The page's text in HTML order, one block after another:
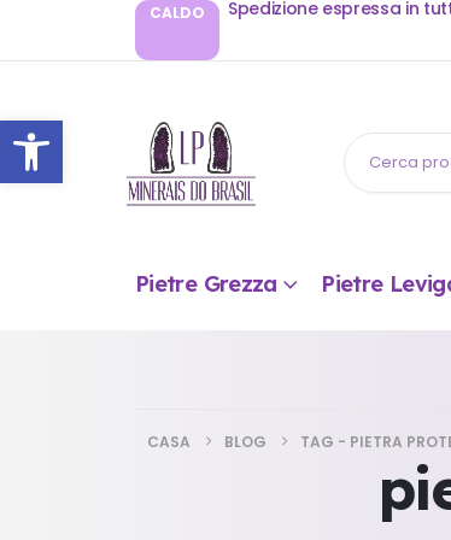
Apri la barra degli
CALDO Spedizione espressa in
Pietre Grezza Pietre
CASA BLOG TAG - PIETRA